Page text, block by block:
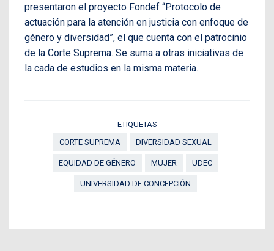
presentaron el proyecto Fondef “Protocolo de
actuación para la atención en justicia con enfoque de
género y diversidad”, el que cuenta con el patrocinio
de la Corte Suprema. Se suma a otras iniciativas de
la cada de estudios en la misma materia.
ETIQUETAS
CORTE SUPREMA
DIVERSIDAD SEXUAL
EQUIDAD DE GÉNERO MUJER UDEC
UNIVERSIDAD DE CONCEPCIÓN